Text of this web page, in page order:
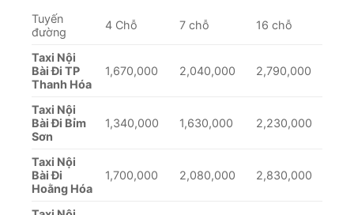
Tuyến
đường
4 Chỗ 7 chỗ 16 chỗ
Taxi Nội
Bài Đi TP
Thanh Hóa
1,670,000 2,040,000 2,790,000
Taxi Nội
Bài Đi Bỉm
Sơn
1,340,000 1,630,000 2,230,000
Taxi Nội
Bài Đi
Hoằng Hóa
1,700,000 2,080,000 2,830,000